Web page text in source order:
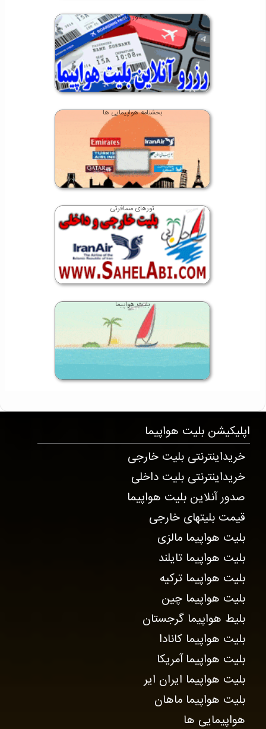
صدور بلیت
بخشنامه هواپیمایی ها
تورهای مسافرتی
بلیت هواپیما
اپلیکیشن بلیت هواپیما
خریداینترنتی بلیت خارجی
خریداینترنتی بلیت داخلی
صدور آنلاین بلیت هواپیما
قیمت بلیتهای خارجی
بلیت هواپیما مالزی
بلیت هواپیما تایلند
بلیت هواپیما ترکیه
بلیت هواپیما چین
بلیط هواپیما گرجستان
بلیت هواپیما کانادا
بلیت هواپیما آمریکا
بلیت هواپیما ایران ایر
بلیت هواپیما ماهان
هواپیمایی ها